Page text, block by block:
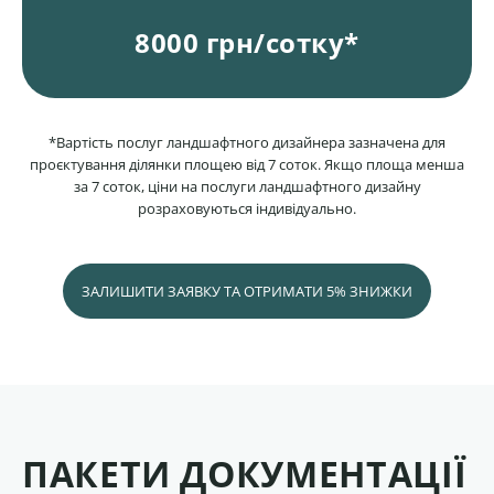
8000 грн/сотку*
*Вартість послуг ландшафтного дизайнера зазначена для
проєктування ділянки площею від 7 соток. Якщо площа менша
за 7 соток, ціни на послуги ландшафтного дизайну
розраховуються індивідуально.
ЗАЛИШИТИ ЗАЯВКУ ТА ОТРИМАТИ 5% ЗНИЖКИ
ПАКЕТИ ДОКУМЕНТАЦІЇ